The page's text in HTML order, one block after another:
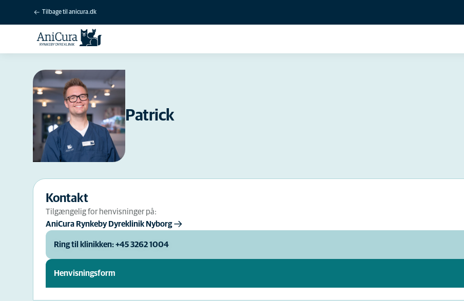
Tilbage til anicura.dk
Patrick
Kontakt
Tilgængelig for henvisninger på:
AniCura Rynkeby Dyreklinik Nyborg
Ring til klinikken: +45 3262 1004
Henvisningsform